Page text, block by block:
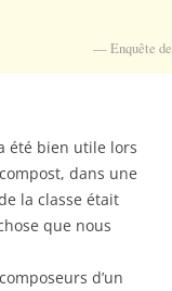
Enquête
été bien utile lors
dans une
la classe était
que nous
d’un